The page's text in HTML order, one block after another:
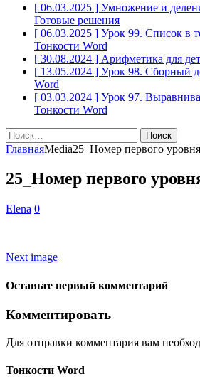
[ 06.03.2025 ] Умножение и
Готовые решения
[ 06.03.2025 ] Урок 99. Список в
Тонкости Word
[ 30.08.2024 ] Арифметика для
[ 13.05.2024 ] Урок 98. Сборный
Word
[ 03.03.2024 ] Урок 97.
Тонкости Word
Найти:
ГлавнаяMedia25_Номер первого уровня
25_Номер первого
Elena 0
Next image
Оставьте первый комментарий
Комментировать
Для отправки комментария вам
Тонкости Word